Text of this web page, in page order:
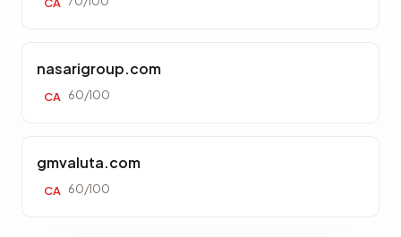
nasarigroup.com
CA 60/100
gmvaluta.com
CA 60/100